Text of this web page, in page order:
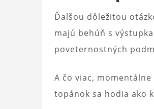
Ďalšou dôležitou
majú behúň s
poveternostných
A čo viac,
topánok sa hodia ako